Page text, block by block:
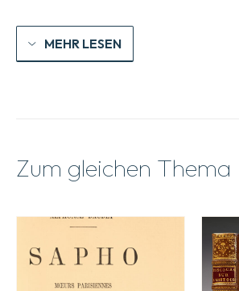
MEHR LESEN
Zum gleichen Thema